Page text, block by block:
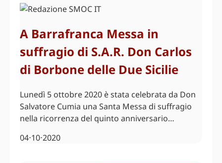
A Barrafranca Messa in
suffragio di S.A.R. Don Carlos
di Borbone delle Due Sicilie
Lunedì 5 ottobre 2020 è stata celebrata da Don
Salvatore Cumia una Santa Messa di suffragio
nella ricorrenza del quinto anniversario…
04⋅10⋅2020